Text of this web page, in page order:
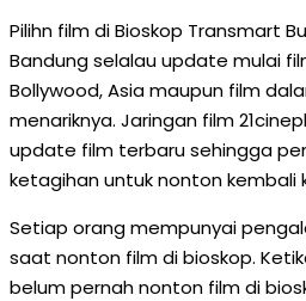
Pilihn film di Bioskop Transmart
Bandung selalau update mulai
Bollywood, Asia maupun film
menariknya. Jaringan film
update film terbaru sehingga
ketagihan untuk nonton kembali
Setiap orang mempunyai
saat nonton film di bioskop.
belum pernah nonton film di